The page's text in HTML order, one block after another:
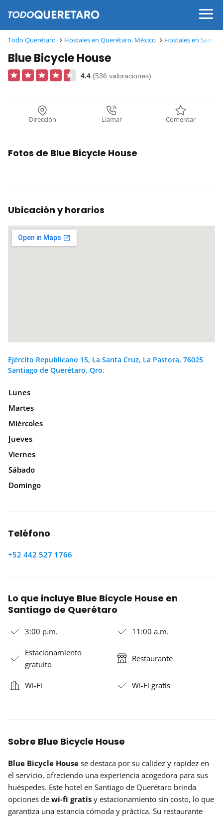
Todo Querétaro Hostales en Querétaro, México Hostales en
Blue Bicycle House
4.4 (536 valoraciones)
Dirección Llamar Comentar
Fotos de Blue Bicycle House
Ubicación y horarios
Ejército Republicano 15, La Santa Cruz, La Pastora, 76025
Santiago de Querétaro, Qro.
Lunes
Martes
Miércoles
Jueves
Viernes
Sábado
Domingo
Teléfono
+52 442 527 1766
Lo que incluye Blue Bicycle House en
Santiago de Querétaro
3:00 p.m. 11:00 a.m.
Estacionamiento
gratuito
Restaurante
Wi-Fi Wi-Fi gratis
Sobre Blue Bicycle House
Blue Bicycle House se destaca por su calidez y rapidez en
el servicio, ofreciendo una experiencia acogedora para sus
huéspedes. Este hotel en Santiago de Querétaro brinda
opciones de wi-fi gratis y estacionamiento sin costo, lo que
garantiza una estancia cómoda y práctica. Su restaurante